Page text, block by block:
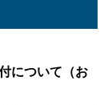
について（お